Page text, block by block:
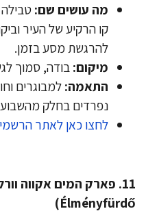
מה עושים שם:טבילה
קו הרקיע של העיר
להרגשת מסע בזמן.
מיקום:בודה, סמוך לגשר
התאמה:למבוגרים
נפרדים בחלק מהשבוע).
לחצו כאן לאתר הרשמי